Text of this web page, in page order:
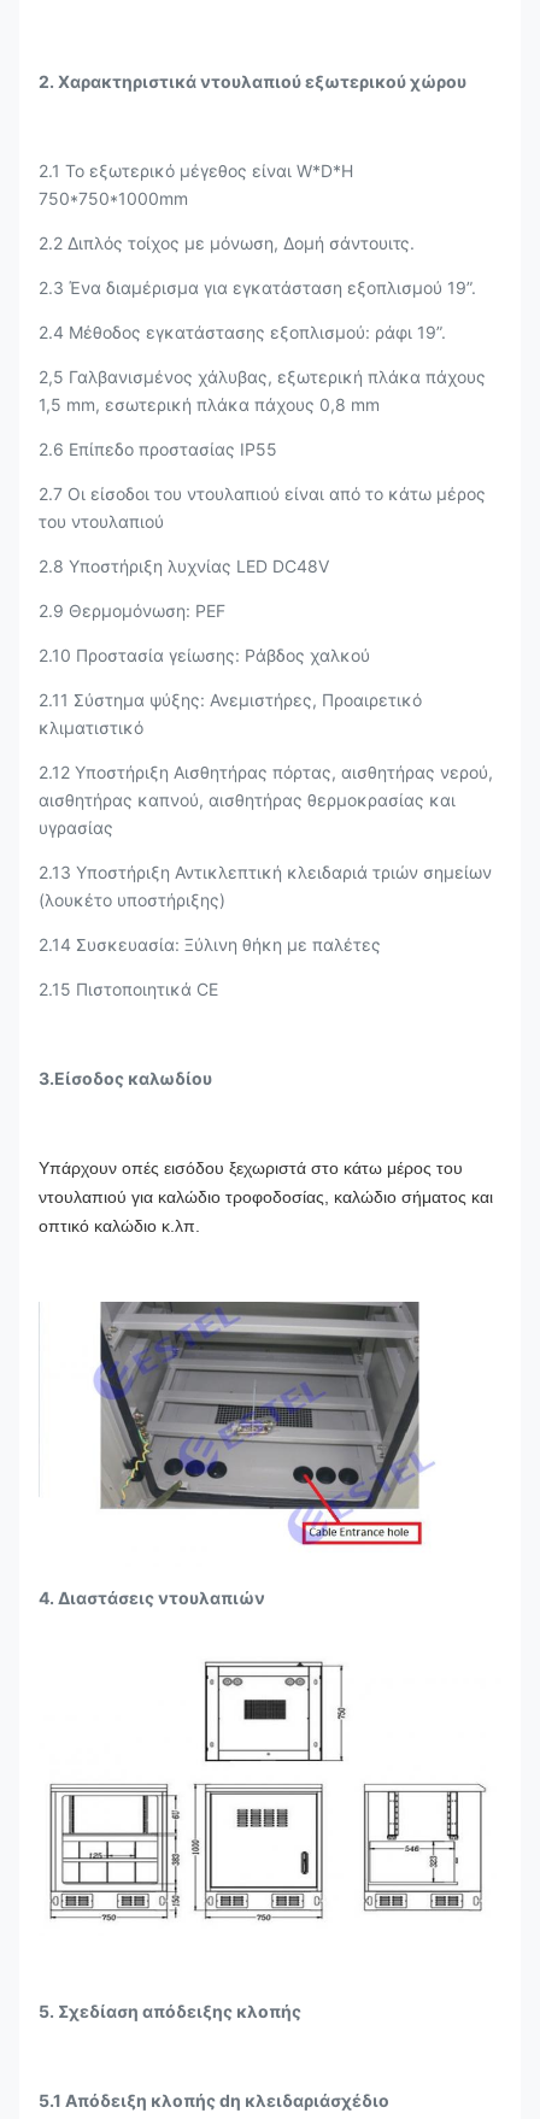
2. Χαρακτηριστικά ντουλαπιού εξωτερικού χώρου
2.1 Το εξωτερικό μέγεθος είναι W*D*H
750*750*1000mm
2.2 Διπλός τοίχος με μόνωση, Δομή σάντουιτς.
2.3 Ένα διαμέρισμα για εγκατάσταση εξοπλισμού 19”.
2.4 Μέθοδος εγκατάστασης εξοπλισμού: ράφι 19”.
2,5 Γαλβανισμένος χάλυβας, εξωτερική πλάκα πάχους
1,5 mm, εσωτερική πλάκα πάχους 0,8 mm
2.6 Επίπεδο προστασίας IP55
2.7 Οι είσοδοι του ντουλαπιού είναι από το κάτω μέρος
του ντουλαπιού
2.8 Υποστήριξη λυχνίας LED DC48V
2.9 Θερμομόνωση: PEF
2.10 Προστασία γείωσης: Ράβδος χαλκού
2.11 Σύστημα ψύξης: Ανεμιστήρες, Προαιρετικό
κλιματιστικό
2.12 Υποστήριξη Αισθητήρας πόρτας, αισθητήρας νερού,
αισθητήρας καπνού, αισθητήρας θερμοκρασίας και
υγρασίας
2.13 Υποστήριξη Αντικλεπτική κλειδαριά τριών σημείων
(λουκέτο υποστήριξης)
2.14 Συσκευασία: Ξύλινη θήκη με παλέτες
2.15 Πιστοποιητικά CE
3.Είσοδος καλωδίου
Υπάρχουν οπές εισόδου ξεχωριστά στο κάτω μέρος του
ντουλαπιού για καλώδιο τροφοδοσίας, καλώδιο σήματος και
οπτικό καλώδιο κ.λπ.
4. Διαστάσεις ντουλαπιών
5. Σχεδίαση απόδειξης κλοπής
5.1 Απόδειξη κλοπής dη κλειδαριάσχέδιο